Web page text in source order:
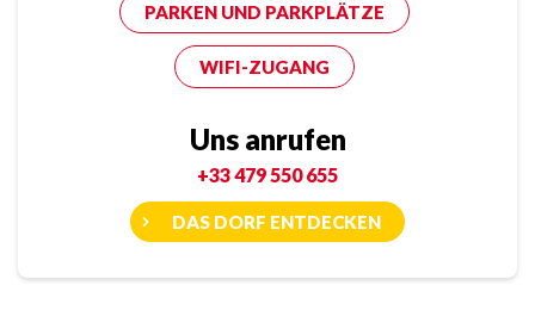
PARKEN UND PARKPLÄTZE
WIFI-ZUGANG
Uns anrufen
+33 479 550 655
DAS DORF ENTDECKEN